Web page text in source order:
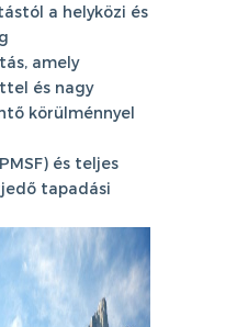
a helyközi és
amely
és nagy
körülménnyel
és teljes
tapadási